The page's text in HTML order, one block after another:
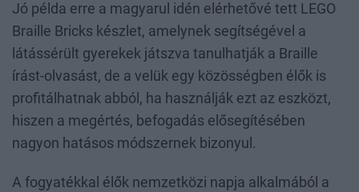
Jó példa erre a magyarul idén elérhetővé tett LEGO
Braille Bricks készlet, amelynek segítségével a
látássérült gyerekek játszva tanulhatják a Braille
írást-olvasást, de a velük egy közösségben élők is
profitálhatnak abból, ha használják ezt az eszközt,
hiszen a megértés, befogadás elősegítésében
nagyon hatásos módszernek bizonyul.
A fogyatékkal élők nemzetközi napja alkalmából a